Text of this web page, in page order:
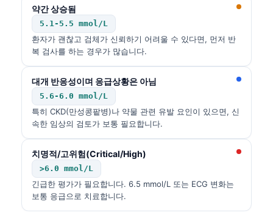
약간 상승됨
5.1-5.5 mmol/L
환자가 괜찮고 검체가 신뢰하기 어려울 수 있다면, 먼저 반
복 검사를 하는 경우가 많습니다.
대개 반응성이며 응급상황은 아님
5.6-6.0 mmol/L
특히 CKD(만성콩팥병)나 약물 관련 유발 요인이 있으면, 신
속한 임상의 검토가 보통 필요합니다.
치명적/고위험(Critical/High)
>6.0 mmol/L
긴급한 평가가 필요합니다. 6.5 mmol/L 또는 ECG 변화는
보통 응급으로 치료합니다.